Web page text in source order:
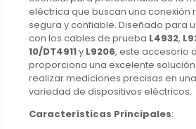
eléctrica que buscan una conexión
segura y confiable. Diseñado para
con los cables de prueba L4932,
10/DT4911y L9206, este accesorio
proporciona una excelente
realizar mediciones precisas en una
variedad de dispositivos eléctricos.
Características Principales: